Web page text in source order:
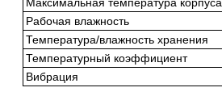
Рабочая влажность
Температура/влажность хранения
Температурный коэффициент
Вибрация